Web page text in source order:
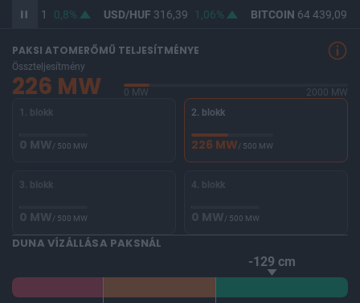
364,61 0,8% USD/HUF 316,39 1,06% BITCOIN 64 439,09
PAKSI ATOMERŐMŰ TELJESÍTMÉNYE
Összteljesítmény
226 MW 0 MW
2000 MW
1. blokk
0 MW/ 500 MW
2. blokk
226 MW/ 500 MW
3. blokk
0 MW/ 500 MW
4. blokk
0 MW/ 500 MW
DUNA VÍZÁLLÁSA PAKSNÁL
-129 cm